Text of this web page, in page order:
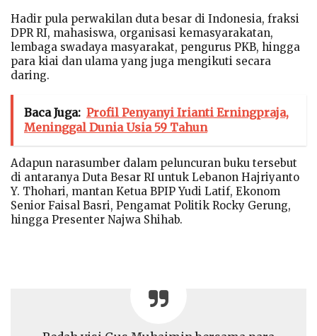
Hadir pula perwakilan duta besar di Indonesia, fraksi
DPR RI, mahasiswa, organisasi kemasyarakatan,
lembaga swadaya masyarakat, pengurus PKB, hingga
para kiai dan ulama yang juga mengikuti secara
daring.
Baca Juga: Profil Penyanyi Irianti Erningpraja,
Meninggal Dunia Usia 59 Tahun
Adapun narasumber dalam peluncuran buku tersebut
di antaranya Duta Besar RI untuk Lebanon Hajriyanto
Y. Thohari, mantan Ketua BPIP Yudi Latif, Ekonom
Senior Faisal Basri, Pengamat Politik Rocky Gerung,
hingga Presenter Najwa Shihab.